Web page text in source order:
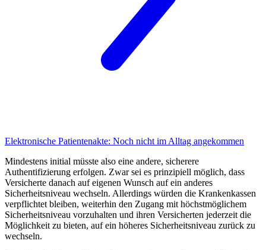
Elektronische Patientenakte: Noch nicht im Alltag angekommen
Mindestens initial müsste also eine andere, sicherere
Authentifizierung erfolgen. Zwar sei es prinzipiell möglich, dass
Versicherte danach auf eigenen Wunsch auf ein anderes
Sicherheitsniveau wechseln. Allerdings würden die Kranken­kassen
verpflichtet bleiben, weiterhin den Zugang mit höchstmöglichem
Sicherheitsniveau vorzuhalten und ihren Versicherten jederzeit die
Möglichkeit zu bieten, auf ein höheres Sicher­heitsniveau zurück zu
wechseln.